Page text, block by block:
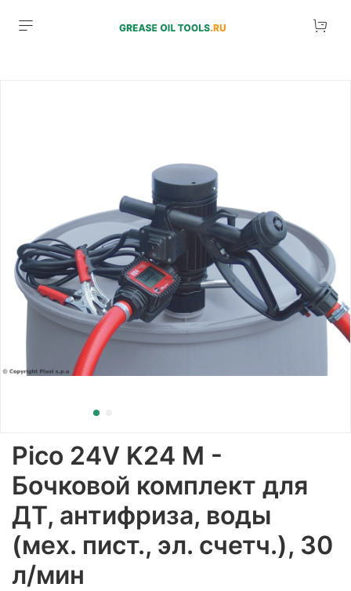
Pico 24V K24 M -
Бочковой комплект для
ДТ, антифриза, воды
(мех. пист., эл. счетч.), 30
л/мин